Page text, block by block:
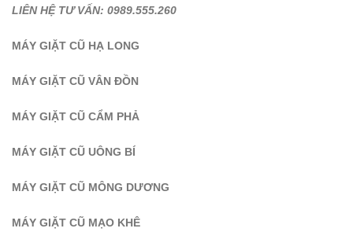
LIÊN HỆ TƯ VẤN: 0989.555.260
MÁY GIẶT CŨ HẠ LONG
MÁY GIẶT CŨ VÂN ĐỒN
MÁY GIẶT CŨ CẨM PHẢ
MÁY GIẶT CŨ UÔNG BÍ
MÁY GIẶT CŨ MÔNG DƯƠNG
MÁY GIẶT CŨ MẠO KHÊ